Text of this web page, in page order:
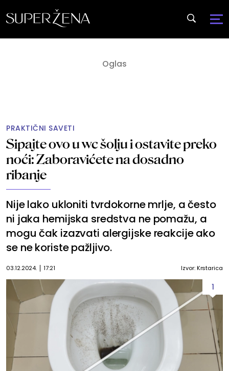
PRAKTIČNI SAVETI
Sipajte ovo u wc šolju i ostavite preko
noći: Zaboravićete na dosadno
ribanje
Nije lako ukloniti tvrdokorne mrlje, a često
ni jaka hemijska sredstva ne pomažu, a
mogu čak izazvati alergijske reakcije ako
se ne koriste pažljivo.
03.12.2024. 17:21 Izvor: Krstarica
1